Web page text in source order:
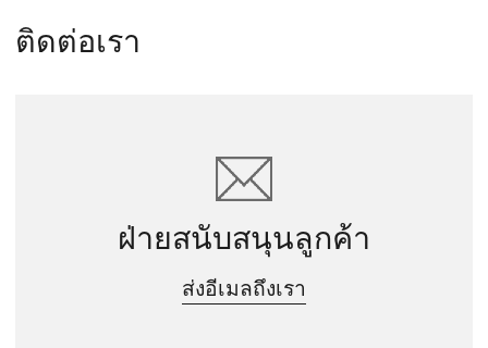
ติดต่อเรา
ฝ่ายสนับสนุนลูกค้า
ส่งอีเมลถึงเรา